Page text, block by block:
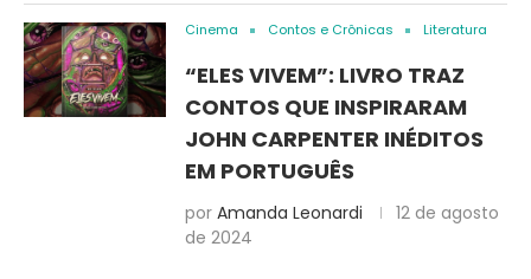
Cinema Contos e Crônicas Literatura
“ELES VIVEM”: LIVRO TRAZ
CONTOS QUE INSPIRARAM
JOHN CARPENTER INÉDITOS
EM PORTUGUÊS
por Amanda Leonardi
12 de agosto
de 2024